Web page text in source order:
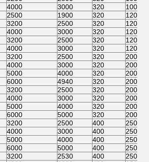
4000 3000 320 100
2500 1900 320 120
3200 2500 320 120
4000 3000 320 120
3200 2500 320 120
4000 3000 320 120
3200 2500 320 200
4000 3000 320 200
5000 4000 320 200
6000 4940 320 200
3200 2500 320 200
4000 3000 320 200
5000 4000 320 200
6000 5000 320 200
3200 2500 400 250
4000 3000 400 250
5000 4000 400 250
6000 5000 400 250
3200 2530 400 250